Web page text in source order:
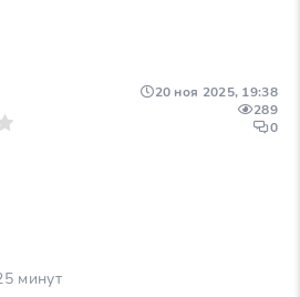
минут
20 ноя 2025, 19:38
289
0